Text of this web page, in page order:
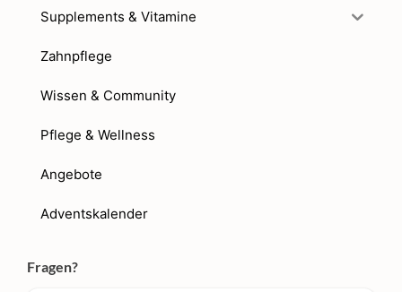
Supplements & Vitamine
Zahnpflege
Wissen & Community
Pflege & Wellness
Angebote
Adventskalender
Fragen?